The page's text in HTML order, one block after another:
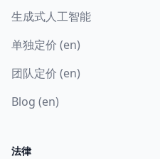
生成式人工智能
单独定价 (en)
团队定价 (en)
Blog (en)
法律